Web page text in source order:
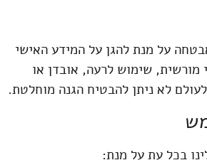
על מנת להגן על המידע האישי
מורשית, שימוש לרעה, אובדן או
לא ניתן להבטיח הגנה מוחלטת.
בכל עת על מנת: